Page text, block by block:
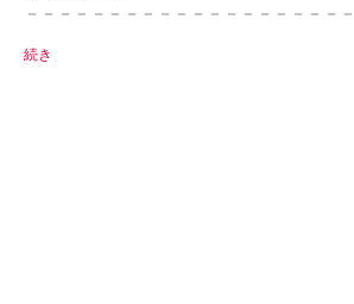
－－－－－－－－－－－－－－－－－－－
続き